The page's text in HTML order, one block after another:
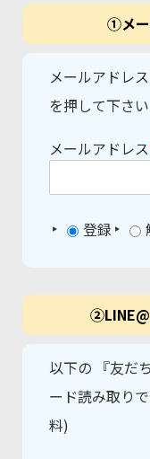
①メー
メールアドレ
を押して下さ
メールアドレス
登録
以下の 『友だ
ード読み取り
料)